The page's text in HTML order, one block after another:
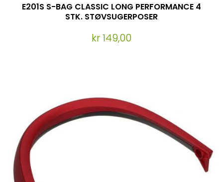
E201S S-BAG CLASSIC LONG PERFORMANCE 4
STK. STØVSUGERPOSER
kr 149,00